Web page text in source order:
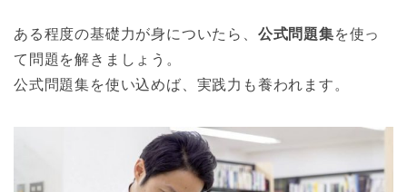
ある程度の基礎力が身についたら、 公式問題集を使っ
て問題を解きましょう。
公式問題集を使い込めば、実践力も養われます。